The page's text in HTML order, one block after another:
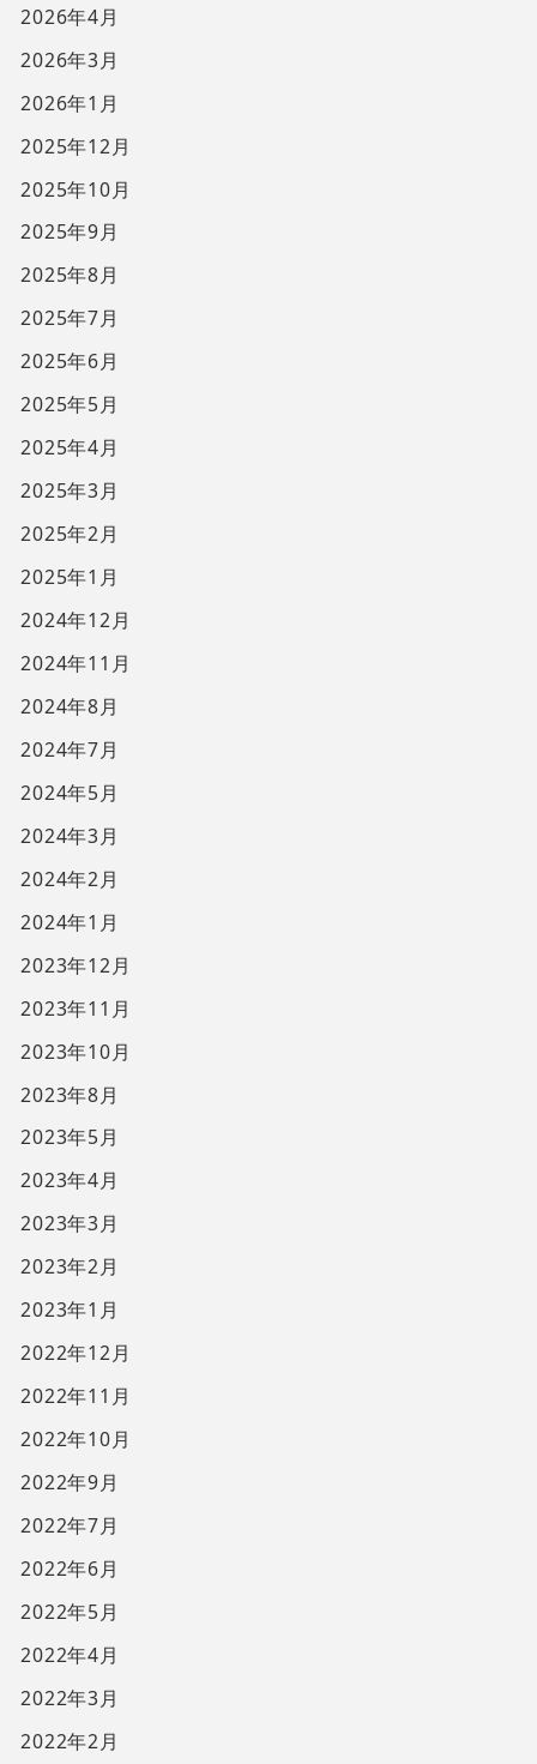
2026年4月
2026年3月
2026年1月
2025年12月
2025年10月
2025年9月
2025年8月
2025年7月
2025年6月
2025年5月
2025年4月
2025年3月
2025年2月
2025年1月
2024年12月
2024年11月
2024年8月
2024年7月
2024年5月
2024年3月
2024年2月
2024年1月
2023年12月
2023年11月
2023年10月
2023年8月
2023年5月
2023年4月
2023年3月
2023年2月
2023年1月
2022年12月
2022年11月
2022年10月
2022年9月
2022年7月
2022年6月
2022年5月
2022年4月
2022年3月
2022年2月